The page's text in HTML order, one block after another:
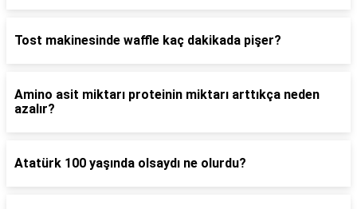
Tost makinesinde waffle kaç dakikada pişer?
Amino asit miktarı proteinin miktarı arttıkça neden
azalır?
Atatürk 100 yaşında olsaydı ne olurdu?